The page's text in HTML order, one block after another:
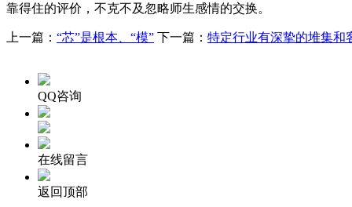
靠得住的评价，不克不及忽略师生感情的交换。
上一篇： “芯”是根本、“模” 下一篇： 特定行业有深挚的堆集和
QQ咨询
在线留言
返回顶部